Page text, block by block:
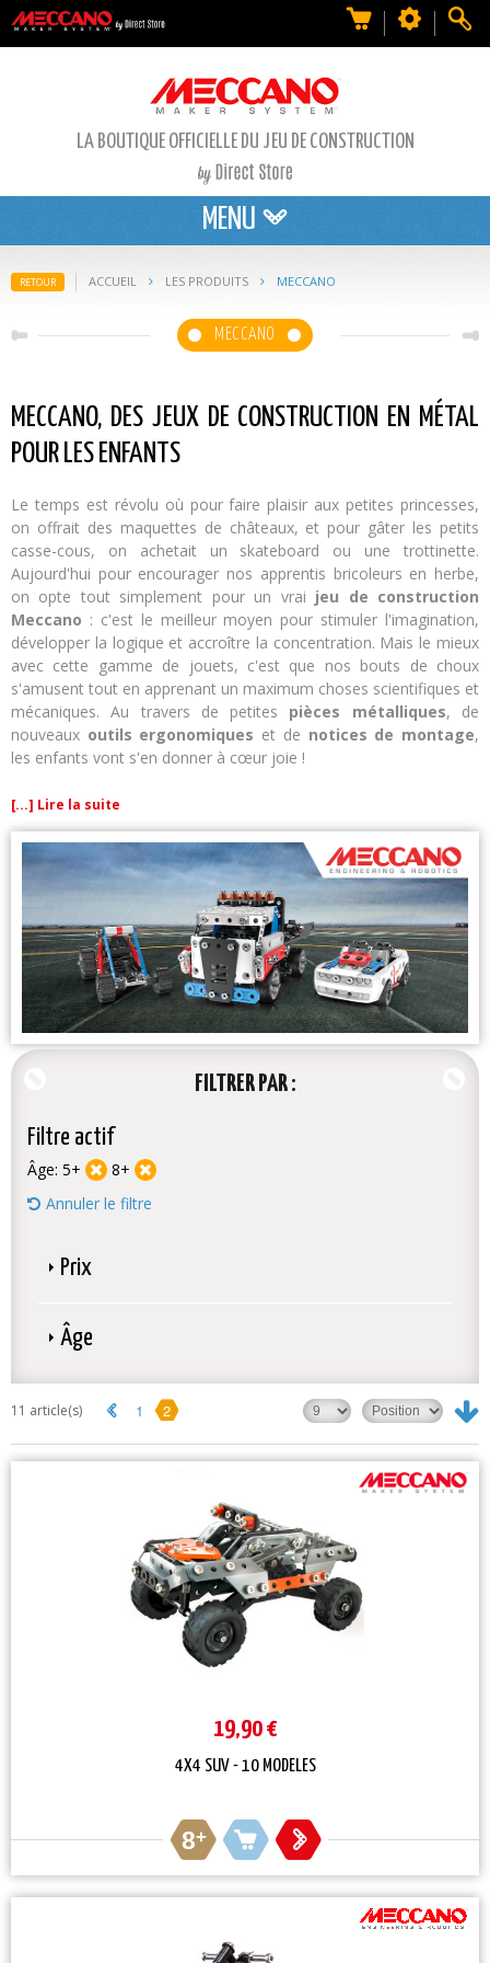
LA BOUTIQUE OFFICIELLE DU JEU DE CONSTRUCTION
MENU
RETOUR ACCUEIL LES PRODUITS MECCANO
MECCANO
MECCANO, DES JEUX DE CONSTRUCTION EN MÉTAL
POUR LES ENFANTS
Le temps est révolu où pour faire plaisir aux petites princesses,
on offrait des maquettes de châteaux, et pour gâter les petits
casse-cous, on achetait un skateboard ou une trottinette.
Aujourd'hui pour encourager nos apprentis bricoleurs en herbe,
on opte tout simplement pour un vrai jeu de construction
Meccano : c'est le meilleur moyen pour stimuler l'imagination,
développer la logique et accroître la concentration. Mais le mieux
avec cette gamme de jouets, c'est que nos bouts de choux
s'amusent tout en apprenant un maximum choses scientifiques et
mécaniques. Au travers de petites pièces métalliques, de
nouveaux outils ergonomiques et de notices de montage,
les enfants vont s'en donner à cœur joie !
[...] Lire la suite
FILTRER PAR
Filtre actif
Âge: 5+
8+
Annuler le filtre
Prix
Âge
11 article(s) 1 2
19,90 €
4X4 SUV - 10 MODELES
8+